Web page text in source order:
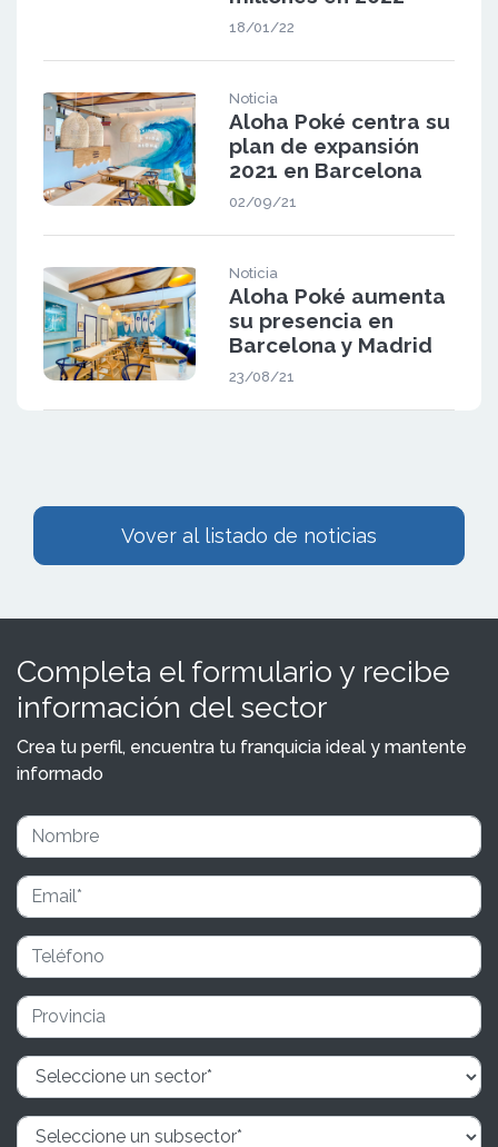
18/01/22
Noticia
Aloha Poké centra su
plan de expansión
2021 en Barcelona
02/09/21
Noticia
Aloha Poké aumenta
su presencia en
Barcelona y Madrid
23/08/21
Vover al listado de noticias
Completa el formulario y recibe
información del sector
Crea tu perfil, encuentra tu franquicia ideal y mantente
informado